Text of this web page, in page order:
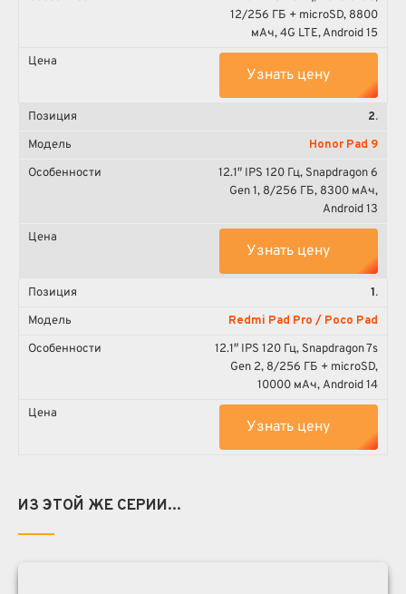
12/256 ГБ + microSD, 8800
мА·ч, 4G LTE, Android 15
Узнать цену
2.
Honor Pad 9
12.1″ IPS 120 Гц, Snapdragon 6
Gen 1, 8/256 ГБ, 8300 мА·ч,
Android 13
Узнать цену
1.
Redmi Pad Pro / Poco Pad
12.1″ IPS 120 Гц, Snapdragon 7s
Gen 2, 8/256 ГБ + microSD,
10000 мА·ч, Android 14
Узнать цену
ИЗ ЭТОЙ ЖЕ СЕРИИ...